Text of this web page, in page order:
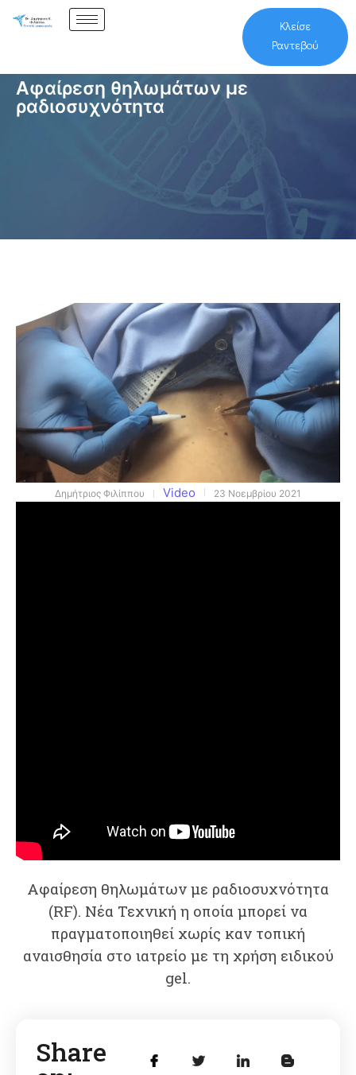
Κλείσε
Ραντεβού
Αφαίρεση θηλωμάτων με
ραδιοσυχνότητα
Δημήτριος Φιλίππου Video 23 Νοεμβρίου 2021
Αφαίρεση θηλωμάτων με ραδιοσυχνότητα
(RF). Νέα Τεχνική η οποία μπορεί να
πραγματοποιηθεί χωρίς καν τοπική
αναισθησία στο ιατρείο με τη χρήση ειδικού
gel.
Share